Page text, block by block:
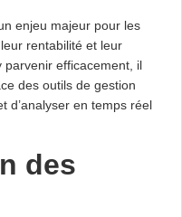
enjeu majeur pour les
rentabilité et leur
parvenir efficacement, il
des outils de gestion
d’analyser en temps réel
des